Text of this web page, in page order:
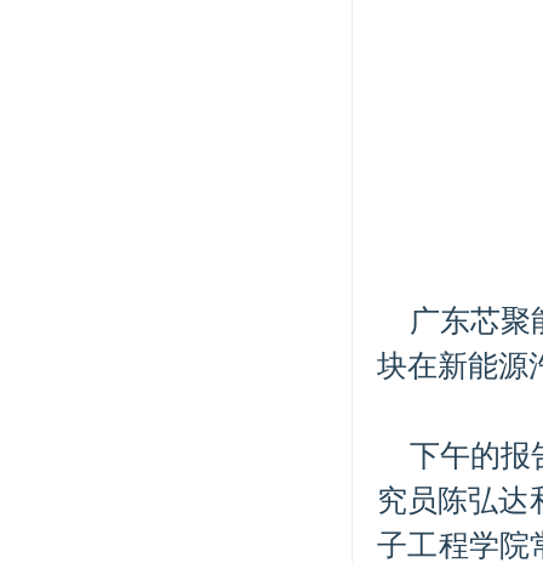
广东芯聚
块在新能源
下午的报
究员陈弘达
子工程学院